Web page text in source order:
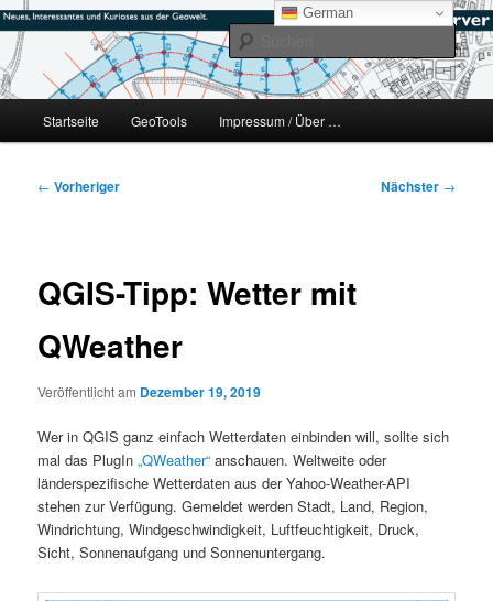
Zum
primären
Inhalt
springen#geoObserver
mikeE's GeoBlog
Startseite GeoTools Impressum / Über …
Beitragsnavigation
← Vorheriger Nächster →
QGIS-Tipp: Wetter mit
QWeather
Veröffentlicht am Dezember 19, 2019
Wer in QGIS ganz einfach Wetterdaten einbinden will, sollte sich
mal das PlugIn„QWeather“ anschauen. Weltweite oder
länderspezifische Wetterdaten aus der Yahoo-Weather-API
stehen zur Verfügung. Gemeldet werden Stadt, Land, Region,
Windrichtung, Windgeschwindigkeit, Luftfeuchtigkeit, Druck,
Sicht, Sonnenaufgang und Sonnenuntergang.
German